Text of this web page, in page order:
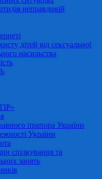
неправдивій
дітей від сексуальної
насильства
прапора України
України
спілкування та
занять